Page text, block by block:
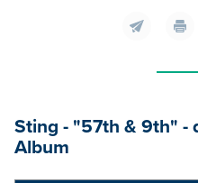
Sting - "57th & 9th" -
Album